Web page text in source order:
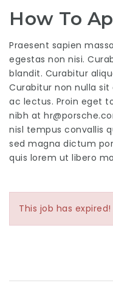
How To
Praesent sapien
egestas non nisi.
blandit. Curabitur
Curabitur non nulla
ac lectus. Proin eget
nibh at
nisl tempus convallis
sed magna dictum
quis lorem ut libero
This job has expired!